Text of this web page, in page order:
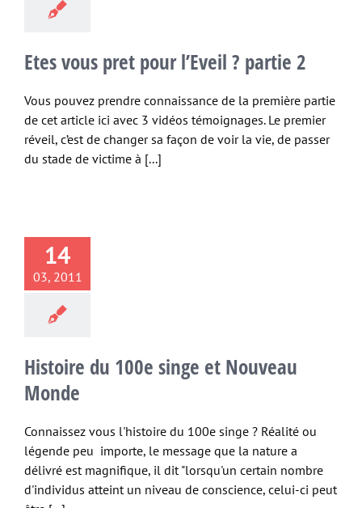
Etes vous pret pour l’Eveil ? partie 2
Vous pouvez prendre connaissance de la première partie
de cet article ici avec 3 vidéos témoignages. Le premier
réveil, c’est de changer sa façon de voir la vie, de passer
du stade de victime à [...]
14
03, 2011
Histoire du 100e singe et Nouveau
Monde
Connaissez vous l'histoire du 100e singe ? Réalité ou
légende peu importe, le message que la nature a
délivré est magnifique, il dit "lorsqu'un certain nombre
d'individus atteint un niveau de conscience, celui-ci peut